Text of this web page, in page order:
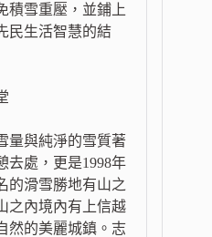
積雪重壓，並鋪上
民生活智慧的結
量與純淨的雪質著
去處，更是1998年
的滑雪勝地有山之
之內境內有上信越
然的美麗城鎮。志